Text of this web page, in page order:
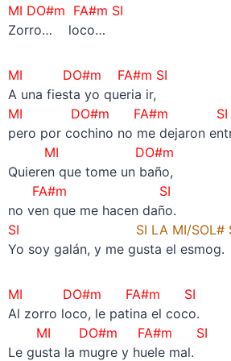
MI DO#m FA#m SI
Zorro… loco…
MI DO#m FA#m SI
A una fiesta yo queria ir,
MI DO#m FA#m SI
pero por cochino no me dejaron
MI DO#m
Quieren que tome un baño,
FA#m SI
no ven que me hacen daño.
SI SI LA MI/SOL#
Yo soy galán, y me gusta el esmog.
MI DO#m FA#m SI
Al zorro loco, le patina el coco.
MI DO#m FA#m SI
Le gusta la mugre y huele mal.